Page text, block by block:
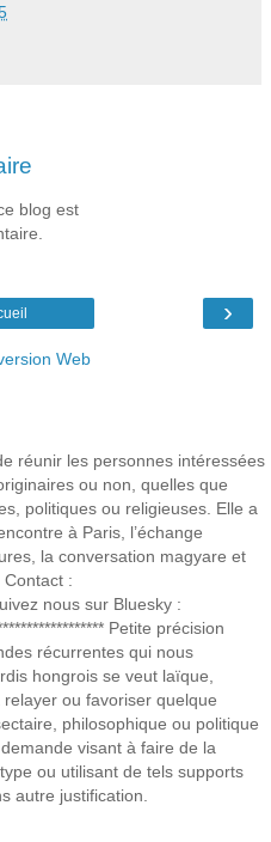
blog est
›
Web
réunir les personnes intéressées
ou non, quelles que
politiques ou religieuses. Elle a
à Paris, l’échange
la conversation magyare et
:
nous sur Bluesky :
Petite précision
récurrentes qui nous
hongrois se veut laïque,
ou favoriser quelque
philosophique ou politique
visant à faire de la
ou utilisant de tels supports
autre justification.